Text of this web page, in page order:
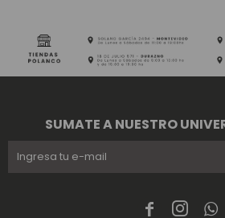
  
SUMATE A NUESTRO